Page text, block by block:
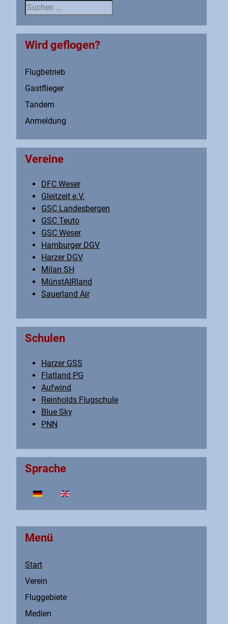
Menü
Start
Verein
Fluggebiete
Medien
Suche
Wird geflogen?
Flugbetrieb
Gastflieger
Tandem
Anmeldung
Vereine
DFC Weser
Gleitzeit e.V.
GSC Landesbergen
GSC Teuto
GSC Weser
Hamburger DGV
Harzer DGV
Milan SH
MünstAIRland
Sauerland Air
Schulen
Harzer GSS
Flatland PG
Aufwind
Reinholds Flugschule
Blue Sky
PNN
Sprache
Sprache auswählen